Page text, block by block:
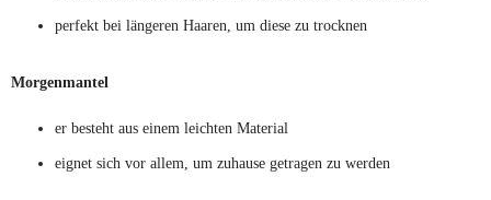
perfekt bei längeren Haaren, um diese zu trocknen
Morgenmantel
er besteht aus einem leichten Material
eignet sich vor allem, um zuhause getragen zu werden